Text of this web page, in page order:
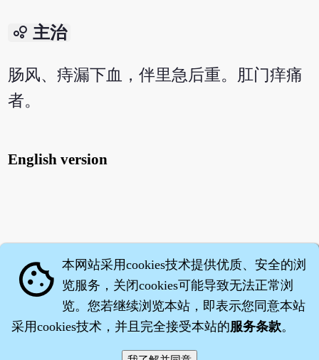
bubble_chart 主治
肠风、痔漏下血，伴里急后重。肛门痒痛
者。
English version
cookie 本网站采用cookies技术提供优质、安全的浏
览服务，关闭cookies可能导致无法正常浏
览。您若继续浏览本站，即表示您同意本站
采用cookies技术，并且完全接受本站的服务条款。